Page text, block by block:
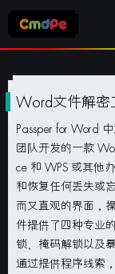
Word文件解密
Passper for Word
团队开发的一款
ce 和 WPS 或其他
和恢复任何丢失或
而又直观的界面，
件提供了四种专业
锁、掩码解锁以及
通过提供程序线索